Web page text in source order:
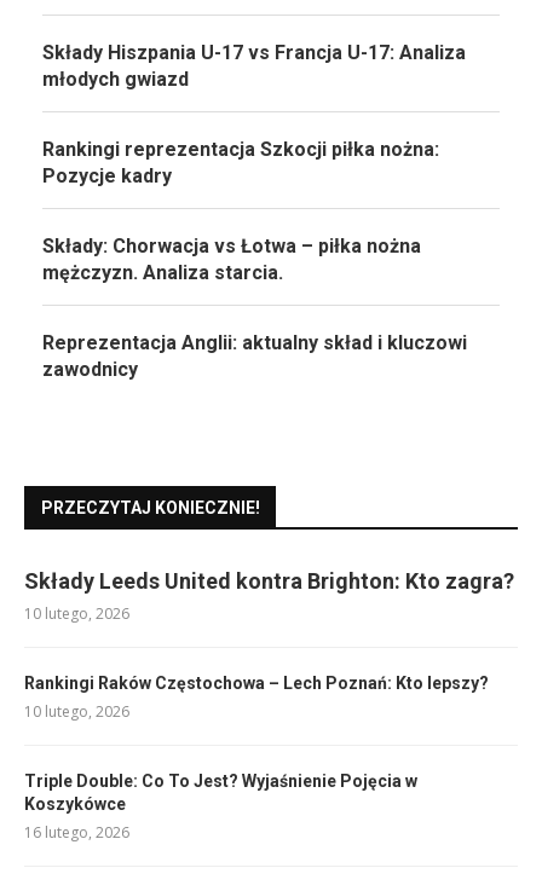
Składy Hiszpania U-17 vs Francja U-17: Analiza
młodych gwiazd
Rankingi reprezentacja Szkocji piłka nożna:
Pozycje kadry
Składy: Chorwacja vs Łotwa – piłka nożna
mężczyzn. Analiza starcia.
Reprezentacja Anglii: aktualny skład i kluczowi
zawodnicy
PRZECZYTAJ KONIECZNIE!
Składy Leeds United kontra Brighton: Kto zagra?
10 lutego, 2026
Rankingi Raków Częstochowa – Lech Poznań: Kto lepszy?
10 lutego, 2026
Triple Double: Co To Jest? Wyjaśnienie Pojęcia w
Koszykówce
16 lutego, 2026